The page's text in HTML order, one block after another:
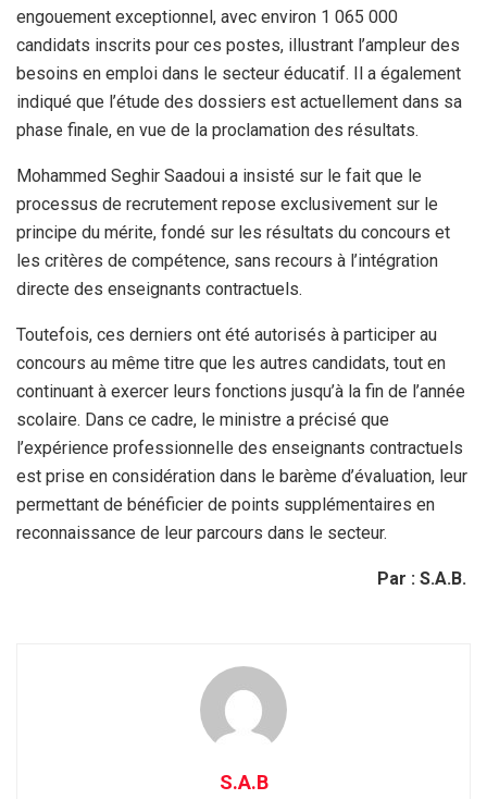
engouement exceptionnel, avec environ 1 065 000
candidats inscrits pour ces postes, illustrant l’ampleur des
besoins en emploi dans le secteur éducatif. Il a également
indiqué que l’étude des dossiers est actuellement dans sa
phase finale, en vue de la proclamation des résultats.
Mohammed Seghir Saadoui a insisté sur le fait que le
processus de recrutement repose exclusivement sur le
principe du mérite, fondé sur les résultats du concours et
les critères de compétence, sans recours à l’intégration
directe des enseignants contractuels.
Toutefois, ces derniers ont été autorisés à participer au
concours au même titre que les autres candidats, tout en
continuant à exercer leurs fonctions jusqu’à la fin de l’année
scolaire. Dans ce cadre, le ministre a précisé que
l’expérience professionnelle des enseignants contractuels
est prise en considération dans le barème d’évaluation, leur
permettant de bénéficier de points supplémentaires en
reconnaissance de leur parcours dans le secteur.
Par : S.A.B.
S.A.B